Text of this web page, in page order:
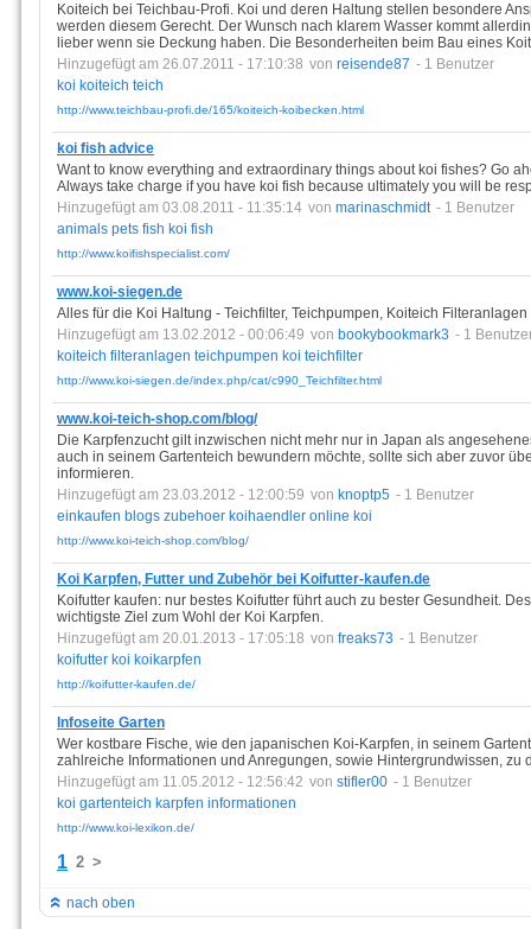
Koiteich bei Teichbau-Profi. Koi und deren Haltung stellen besondere
werden diesem Gerecht. Der Wunsch nach klarem Wasser kommt
lieber wenn sie Deckung haben. Die Besonderheiten beim Bau eines
Hinzugefügt am 26.07.2011 - 17:10:38 von reisende87 - 1 Benutzer
koi koiteich teich
http://www.teichbau-profi.de/165/koiteich-koibecken.html
koi fish advice
Want to know everything and extraordinary things about koi fishes? Go
Always take charge if you have koi fish because ultimately you will be
Hinzugefügt am 03.08.2011 - 11:35:14 von marinaschmidt - 1 Benutzer
animals pets fish koi fish
http://www.koifishspecialist.com/
www.koi-siegen.de
Alles für die Koi Haltung - Teichfilter, Teichpumpen, Koiteich Filteranlagen
Hinzugefügt am 13.02.2012 - 00:06:49 von bookybookmark3 - 1
koiteich filteranlagen teichpumpen koi teichfilter
http://www.koi-siegen.de/index.php/cat/c990_Teichfilter.html
www.koi-teich-shop.com/blog/
Die Karpfenzucht gilt inzwischen nicht mehr nur in Japan als
auch in seinem Gartenteich bewundern möchte, sollte sich aber zuvor
informieren.
Hinzugefügt am 23.03.2012 - 12:00:59 von knoptp5 - 1 Benutzer
einkaufen blogs zubehoer koihaendler online koi
http://www.koi-teich-shop.com/blog/
Koi Karpfen, Futter und Zubehör bei Koifutter-kaufen.de
Koifutter kaufen: nur bestes Koifutter führt auch zu bester Gesundheit.
wichtigste Ziel zum Wohl der Koi Karpfen.
Hinzugefügt am 20.01.2013 - 17:05:18 von freaks73 - 1 Benutzer
koifutter koi koikarpfen
http://koifutter-kaufen.de/
Infoseite Garten
Wer kostbare Fische, wie den japanischen Koi-Karpfen, in seinem
zahlreiche Informationen und Anregungen, sowie Hintergrundwissen, zu
Hinzugefügt am 11.05.2012 - 12:56:42 von stifler00 - 1 Benutzer
koi gartenteich karpfen informationen
http://www.koi-lexikon.de/
1 2 >
nach oben